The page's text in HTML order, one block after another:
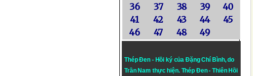
36
37 38 39
40
41
42 43 44
45
46
47 48 49
Thép Đen - Hồi ký của Đặng Chí Bình, do
Trần Nam thực hiện. Thép Đen- Thiên Hồi